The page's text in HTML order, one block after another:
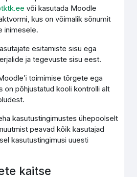
või kasutada Moodle
kus on võimalik sõnumit
inimesele.
esitamiste sisu ega
ja tegevuste sisu eest.
toimimise tõrgete ega
on põhjustatud kooli kontrolli alt
kasutustingimustes ühepoolselt
peavad kõik kasutajad
kasutustingimusi uuesti
kaitse